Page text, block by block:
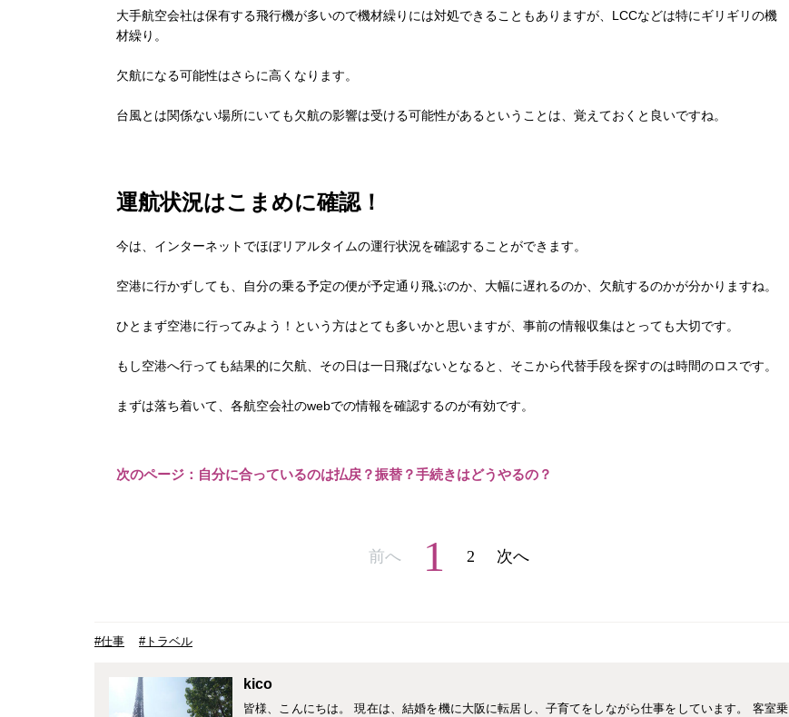
大手航空会社は保有する飛行機が多いので機材繰りには対処できることもありますが、LCCなどは特にギリギリの機
材繰り。
欠航になる可能性はさらに高くなります。
台風とは関係ない場所にいても欠航の影響は受ける可能性があるということは、覚えておくと良いですね。
運航状況はこまめに確認！
今は、インターネットでほぼリアルタイムの運行状況を確認することができます。
空港に行かずしても、自分の乗る予定の便が予定通り飛ぶのか、大幅に遅れるのか、欠航するのかが分かりますね。
ひとまず空港に行ってみよう！という方はとても多いかと思いますが、事前の情報収集はとっても大切です。
もし空港へ行っても結果的に欠航、その日は一日飛ばないとなると、そこから代替手段を探すのは時間のロスです。
まずは落ち着いて、各航空会社のwebでの情報を確認するのが有効です。
次のページ：自分に合っているのは払戻？振替？手続きはどうやるの？
前へ 1 2 次へ
#仕事 #トラベル
kico
皆様、こんにちは。 現在は、結婚を機に大阪に転居し、子育てをしながら仕事をしています。 客室乗